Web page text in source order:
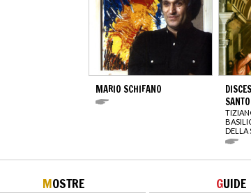
MARIO SCHIFANO
SANTO
DELLA
MOSTRE GUIDE